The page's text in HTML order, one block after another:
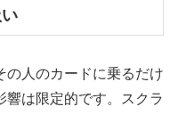
の人のカードに乗るだけ
響は限定的です。スクラ